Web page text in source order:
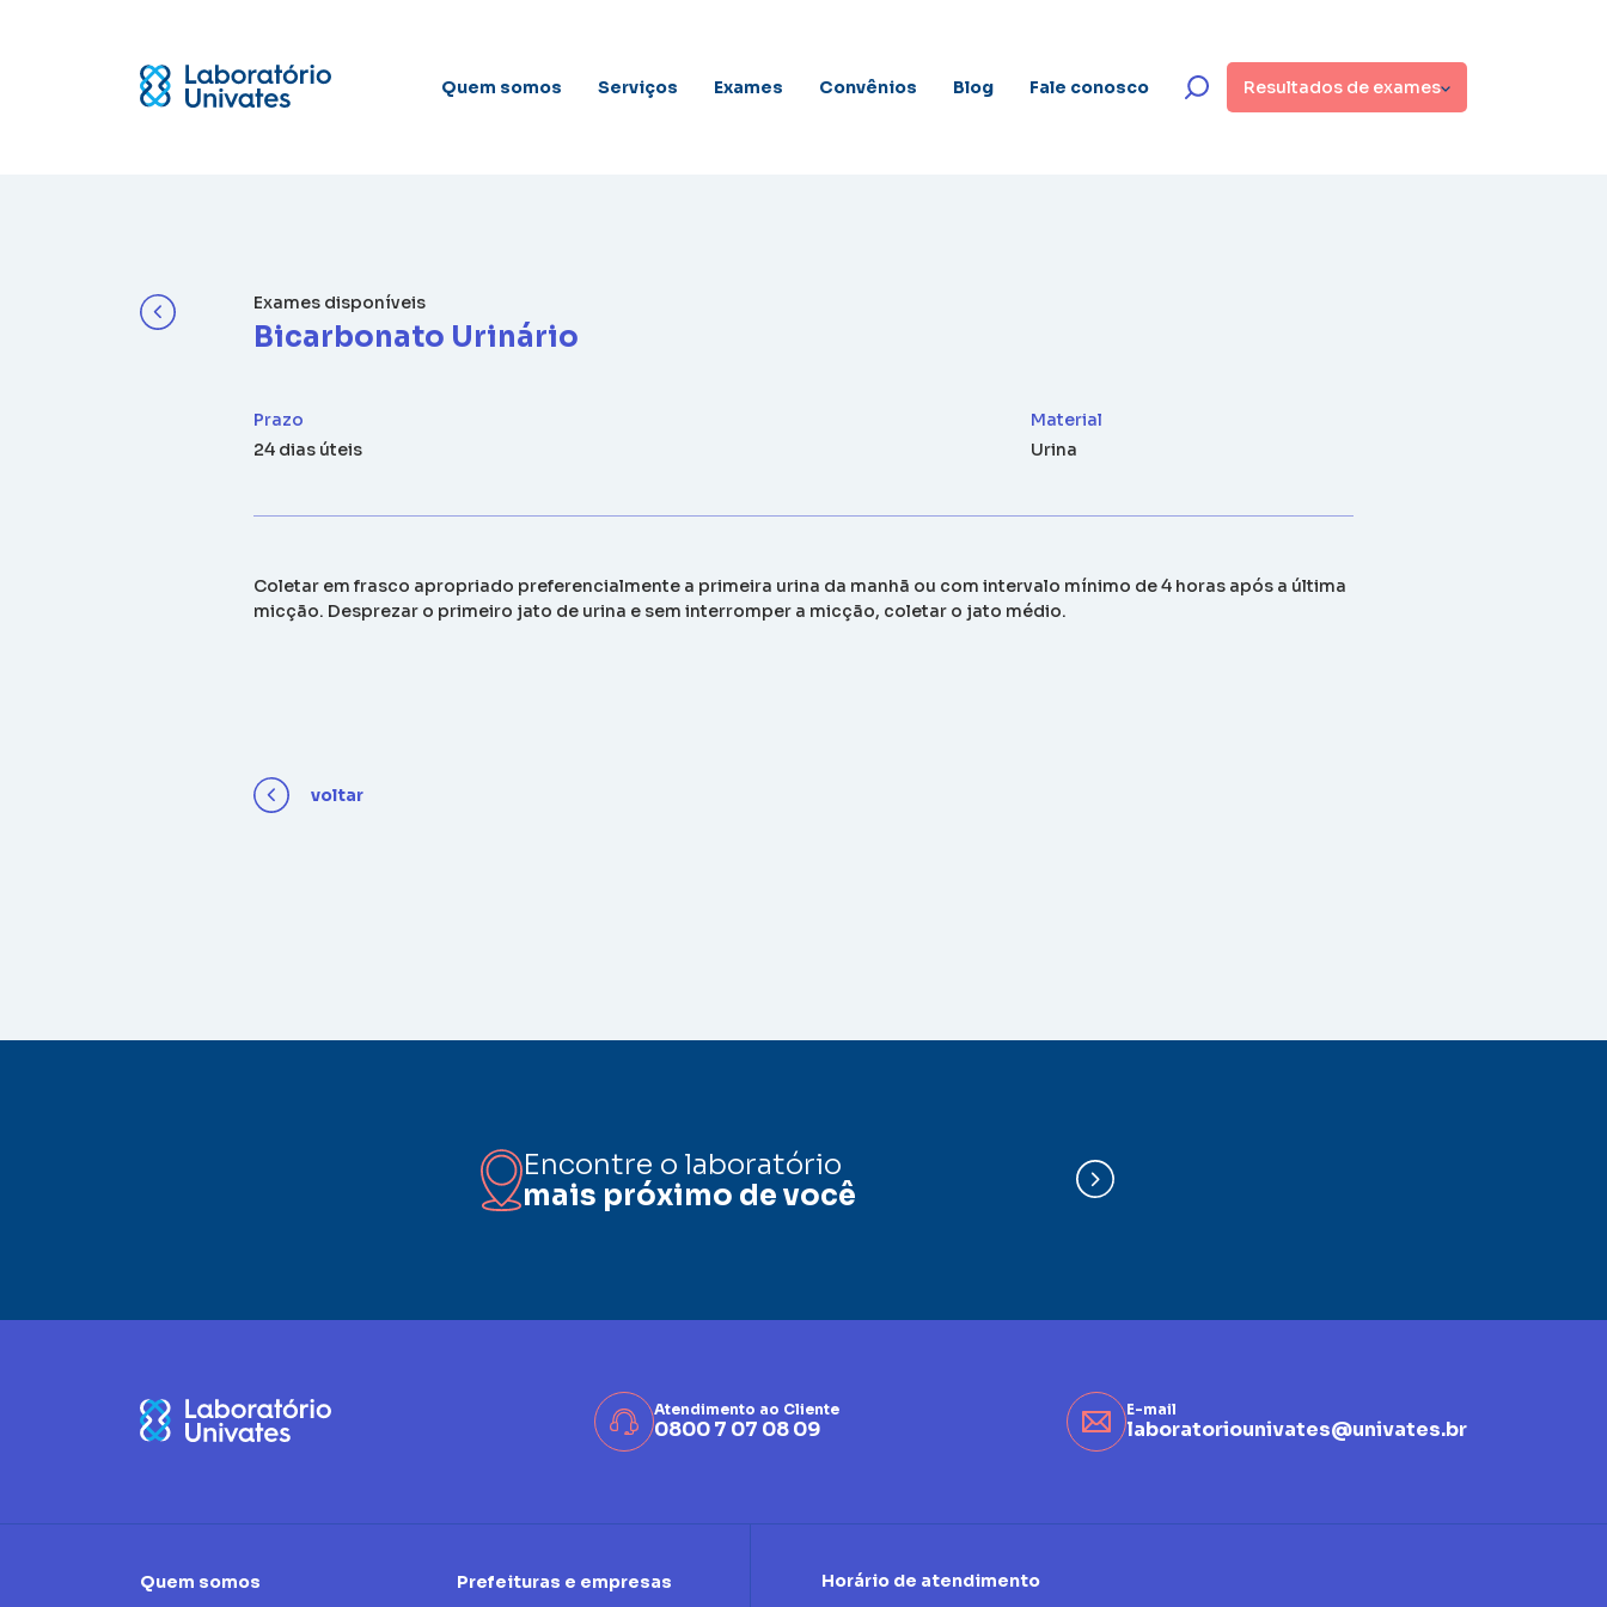
Quem somos Serviços Exames Convênios Blog Fale conosco Resultados de exames
Exames disponíveis
Bicarbonato Urinário
Prazo
24 dias úteis
Material
Urina
Coletar em frasco apropriado preferencialmente a primeira urina da manhã ou com intervalo mínimo de 4 horas após a última
micção. Desprezar o primeiro jato de urina e sem interromper a micção, coletar o jato médio.
voltar
Encontre o laboratório
mais próximo de você
Atendimento ao Cliente
0800 7 07 08 09
E-mail
laboratoriounivates@univates.br
Quem somos Prefeituras e empresas Horário de atendimento